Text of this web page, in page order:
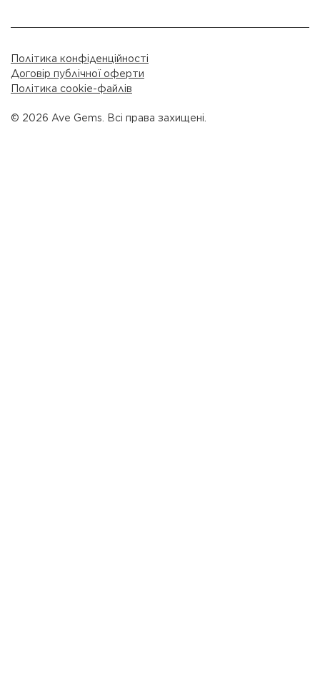
© 2026 Ave Gems. Всі права захищені.
Політика конфіденційності
Договір публічної оферти
Політика cookie-файлів